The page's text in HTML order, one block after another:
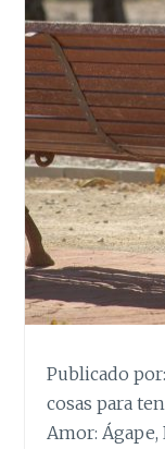
Publicado
cosas para
Amor: Ágape,